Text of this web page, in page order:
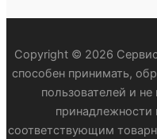
Copyright © 2026
способен принимать,
пользователей и
соответствующим